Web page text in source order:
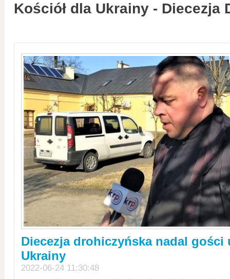
Kościół dla Ukrainy - Diecezja
Diecezja drohiczyńska nadal gości
Ukrainy
2022-06-24 11:30:48